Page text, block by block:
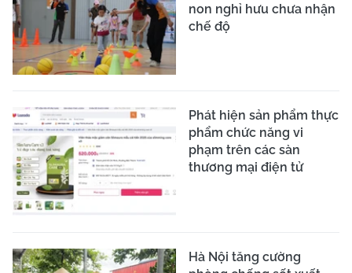
non nghỉ hưu chưa nhận
chế độ
Phát hiện sản phẩm thực
phẩm chức năng vi
phạm trên các sàn
thương mại điện tử
Hà Nội tăng cường